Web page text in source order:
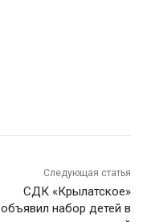
Следующая статья
СДК «Крылатское»
объявил набор детей в